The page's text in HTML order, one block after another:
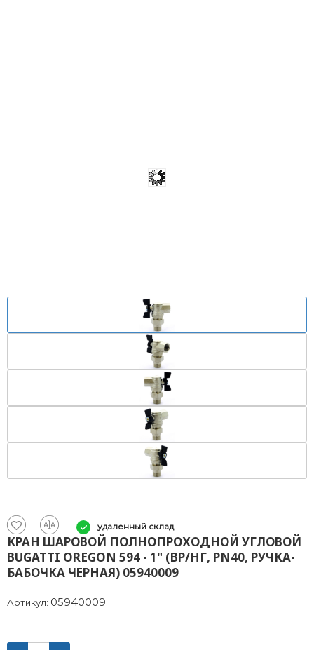
удаленный склад
КРАН ШАРОВОЙ ПОЛНОПРОХОДНОЙ УГЛОВОЙ
BUGATTI OREGON 594 - 1" (ВР/НГ, PN40, РУЧКА-
БАБОЧКА ЧЕРНАЯ) 05940009
Артикул: 05940009